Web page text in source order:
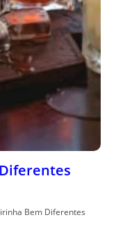
Bem Diferentes